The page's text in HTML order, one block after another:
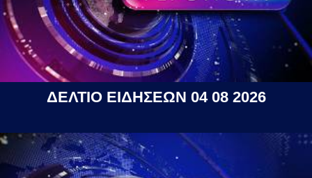
ΔΕΛΤΙΟ ΕΙΔΗΣΕΩΝ 04 08 2026